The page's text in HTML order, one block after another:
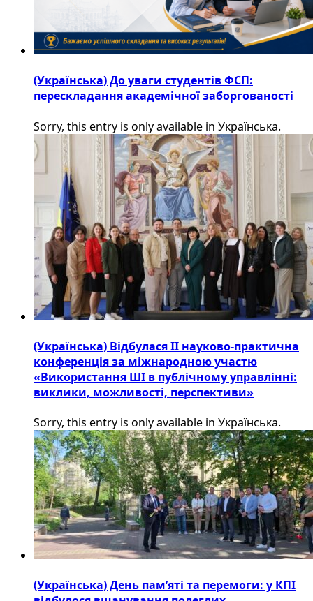
(Українська) До уваги студентів ФСП:
перескладання академічної заборгованості
Sorry, this entry is only available in Українська.
(Українська) Відбулася ІІ науково-практична
конференція за міжнародною участю
«Використання ШІ в публічному управлінні:
виклики, можливості, перспективи»
Sorry, this entry is only available in Українська.
(Українська) День пам’яті та перемоги: у КПІ